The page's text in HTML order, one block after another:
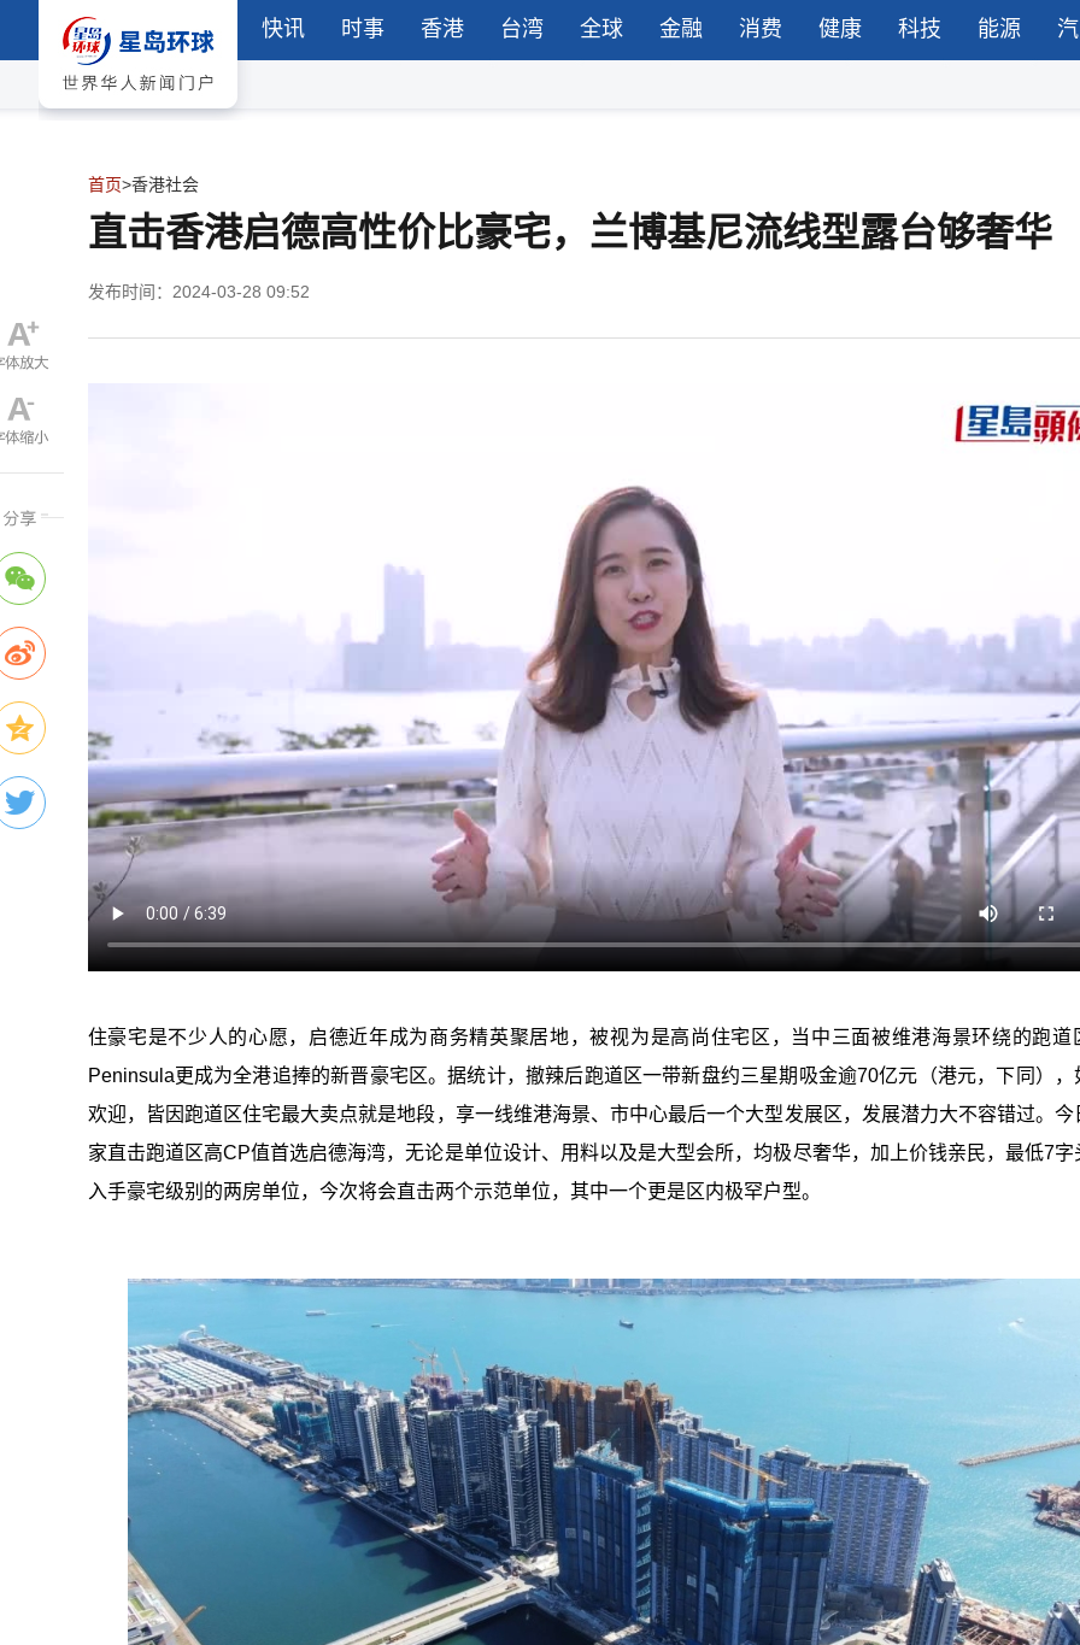
快讯 时事 香港 台湾 全球 金融 消费 健康 科技 能源
首页>香港社会
直击香港启德高性价比豪宅，兰博基尼流线型露台够奢华
发布时间：2024-03-28 09:52
住豪宅是不少人的心愿，启德近年成为商务精英聚居地，被视为是高尚住宅区，当中三面被维港海景环绕的跑道
Peninsula更成为全港追捧的新晋豪宅区。据统计，撤辣后跑道区一带新盘约三星期吸金逾70亿元（港元，下同），
欢迎，皆因跑道区住宅最大卖点就是地段，享一线维港海景、市中心最后一个大型发展区，发展潜力大不容错过。今
家直击跑道区高CP值首选启德海湾，无论是单位设计、用料以及是大型会所，均极尽奢华，加上价钱亲民，最低7字
入手豪宅级别的两房单位，今次将会直击两个示范单位，其中一个更是区内极罕户型。